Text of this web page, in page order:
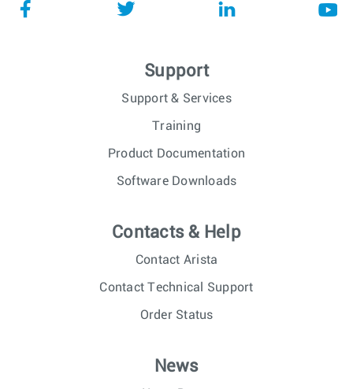
Support
Support & Services
Training
Product Documentation
Software Downloads
Contacts & Help
Contact Arista
Contact Technical Support
Order Status
News